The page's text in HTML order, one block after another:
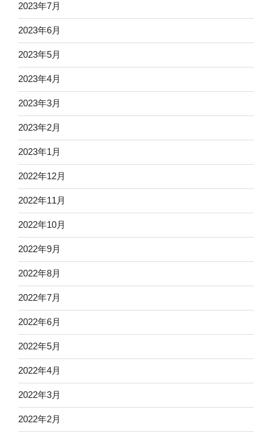
2023年7月
2023年6月
2023年5月
2023年4月
2023年3月
2023年2月
2023年1月
2022年12月
2022年11月
2022年10月
2022年9月
2022年8月
2022年7月
2022年6月
2022年5月
2022年4月
2022年3月
2022年2月